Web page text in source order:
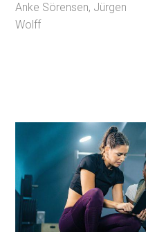
Anke Sörensen, Jürgen
Wolff